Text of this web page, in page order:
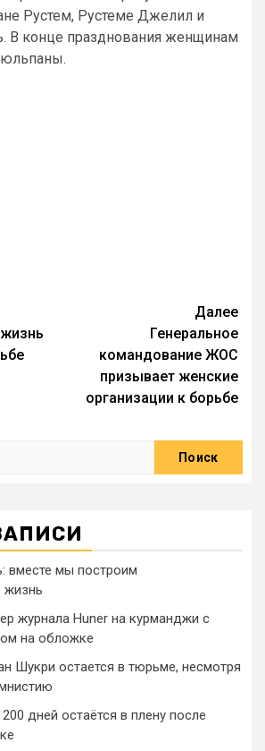
Рустем, Рустеме Джелил и
В конце празднования женщинам
Далее
Генеральное
командование ЖОС
призывает женские
организации к борьбе
вместе мы построим
жизнь
журнала Huner на курманджи с
на обложке
Шукри остается в тюрьме, несмотря
дней остаётся в плену после